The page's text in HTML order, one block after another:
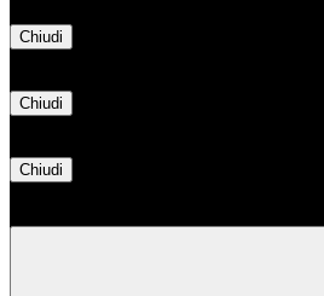
Chiudi
Chiudi
Chiudi